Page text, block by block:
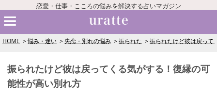
恋愛・仕事・こころの悩みを解決する占いマガジン
HOME 悩み・迷い 失恋・別れの悩み 振られた 振られたけど彼は戻って
振られたけど彼は戻ってくる気がする！復縁の可
能性が高い別れ方